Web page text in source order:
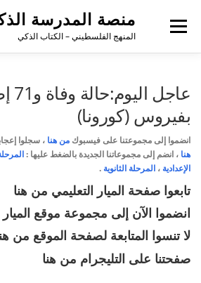
منصة المدرسة
المنهج الفلسطيني – الكتاب الذكي
القائمة
بفيروس (كورونا)
انضموا إلى مجموعتنا على فيسبوك من هنا ، سجلوا
هنا ، انضم إلى مجموعاتنا الجديدة بالضغط عليها :
الإعدادية ، المرحلة الثانوية .
تابعوا صفحة الميار التعليمي من هنا
انضموا الآن إلى مجموعة موقع الميار
لا تنسوا المتابعة لصفحة الموقع من
صفحتنا على التليجرام من هنا